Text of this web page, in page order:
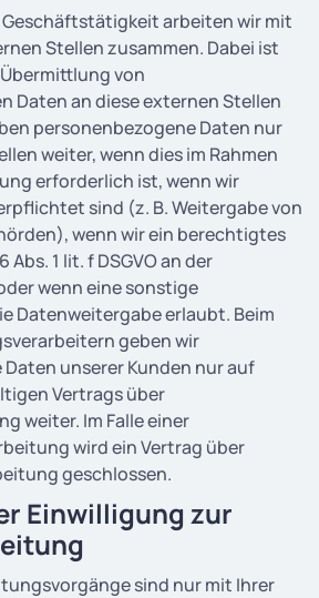
Geschäftstätigkeit arbeiten wir mit
Stellen zusammen. Dabei ist
von
Daten an diese externen Stellen
personenbezogene Daten nur
weiter, wenn dies im Rahmen
erforderlich ist, wenn wir
sind (z. B. Weitergabe von
wenn wir ein berechtigtes
1 lit. f DSGVO an der
wenn eine sonstige
Datenweitergabe erlaubt. Beim
geben wir
unserer Kunden nur auf
Vertrags über
weiter. Im Falle einer
wird ein Vertrag über
geschlossen.
Einwilligung zur
sind nur mit Ihrer